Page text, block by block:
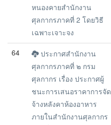
หนองคายสำนักงาน
ศุลกากรภาคที่ 2 โดยวิธี
เฉพาะเจาะจง
64
ประกาศสำนักงาน
ศุลกากรภาคที่ ๒ กรม
ศุลกากร เรื่อง ประกาศผู้
ชนะการเสนอราคาการจัด
จ้างหลังคาห้องอาหาร
ภายในสำนักงานศุลกากร